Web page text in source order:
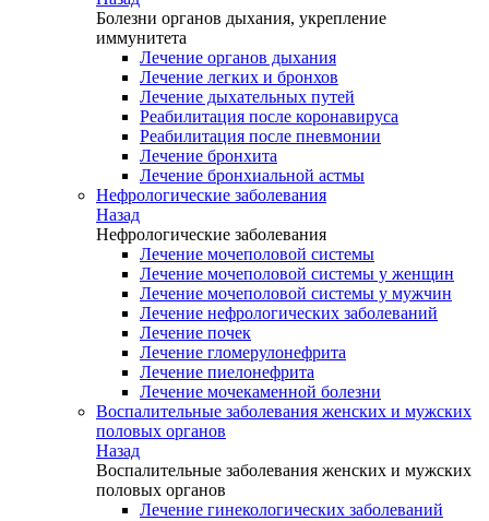
Болезни органов дыхания, укрепление
иммунитета
Лечение органов дыхания
Лечение легких и бронхов
Лечение дыхательных путей
Реабилитация после коронавируса
Реабилитация после пневмонии
Лечение бронхита
Лечение бронхиальной астмы
Нефрологические заболевания
Назад
Нефрологические заболевания
Лечение мочеполовой системы
Лечение мочеполовой системы у женщин
Лечение мочеполовой системы у мужчин
Лечение нефрологических заболеваний
Лечение почек
Лечение гломерулонефрита
Лечение пиелонефрита
Лечение мочекаменной болезни
Воспалительные заболевания женских и мужских
половых органов
Назад
Воспалительные заболевания женских и мужских
половых органов
Лечение гинекологических заболеваний